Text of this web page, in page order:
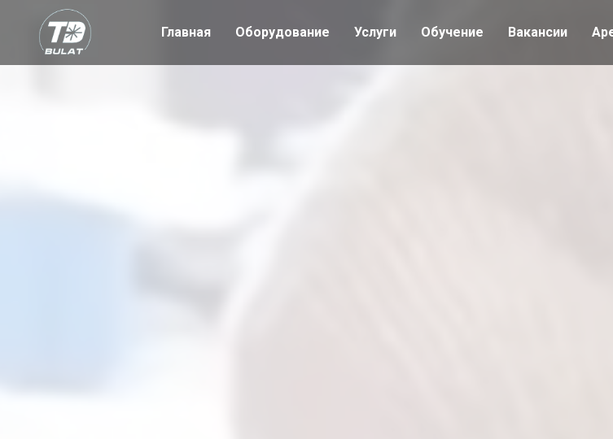
Главная Оборудование Услуги Обучение Вакансии